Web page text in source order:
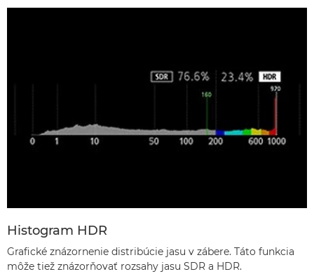
Histogram HDR
Grafické znázornenie distribúcie jasu v zábere. Táto funkcia
môže tiež znázorňovať rozsahy jasu SDR a HDR.